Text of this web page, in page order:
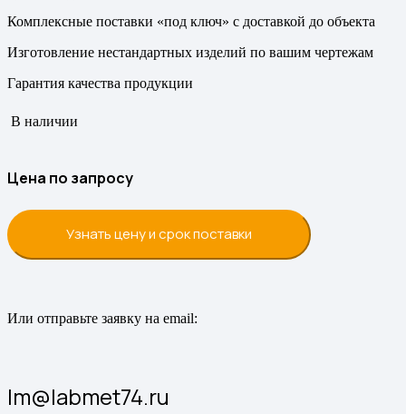
Комплексные поставки «под ключ» с доставкой до объекта
Изготовление нестандартных изделий по вашим чертежам
Гарантия качества продукции
В наличии
Цена по запросу
Узнать цену и срок поставки
Или отправьте заявку на email:
lm@labmet74.ru